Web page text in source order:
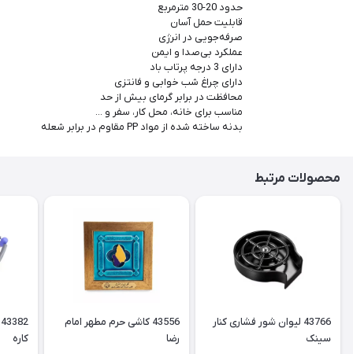
حدود 20-30 مترمربع
قابلیت حمل آسان
صرفه‌جویی در انرژی
عملکرد بی‌صدا و ایمن
دارای 3 درجه پرتاب باد
دارای چراغ شب خوابی و فانتزی
محافظت در برابر گرمای بیش از حد
مناسب برای خانه، محل کار، سفر و ...
بدنه ساخته شده از مواد PP مقاوم در برابر شعله
محصولات مرتبط
43766 لیوان شور فشاری کنار
سینک
43556 کاشی حرم مطهر امام
رضا
کاره